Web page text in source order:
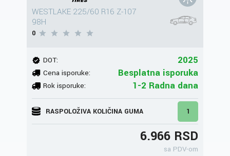
WESTLAKE 225/60 R16 Z-107
98H
0
DOT: 2025
Cena isporuke: Besplatna isporuka
Rok isporuke: 1-2 Radna dana
RASPOLOŽIVA KOLIČINA GUMA 1
6.966 RSD
sa PDV-om